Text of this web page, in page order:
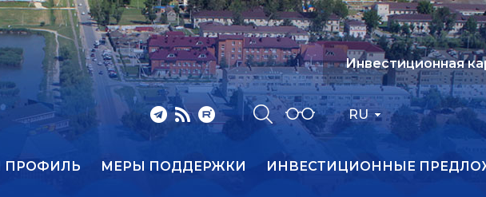
RU
Инвестиционная
ПРОФИЛЬ МЕРЫ ПОДДЕРЖКИ ИНВЕСТИЦИОННЫЕ